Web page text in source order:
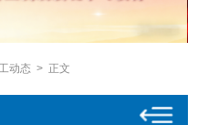
动态 > 正文